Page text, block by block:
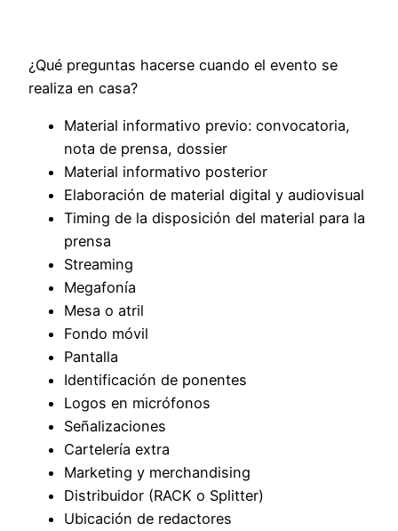
¿Qué preguntas hacerse cuando el evento se
realiza en casa?
Material informativo previo: convocatoria,
nota de prensa, dossier
Material informativo posterior
Elaboración de material digital y audiovisual
Timing de la disposición del material para la
prensa
Streaming
Megafonía
Mesa o atril
Fondo móvil
Pantalla
Identificación de ponentes
Logos en micrófonos
Señalizaciones
Cartelería extra
Marketing y merchandising
Distribuidor (RACK o Splitter)
Ubicación de redactores